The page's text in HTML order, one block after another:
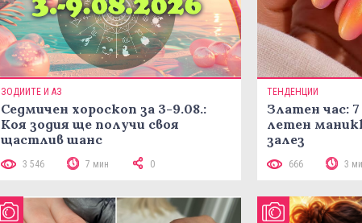
ЗОДИИТЕ И АЗ
Седмичен хороскоп за 3-9.08.:
Коя зодия ще получи своя
щастлив шанс
3 546 7 мин 0
ТЕНДЕНЦИИ
Златен час:
летен
залез
666 3